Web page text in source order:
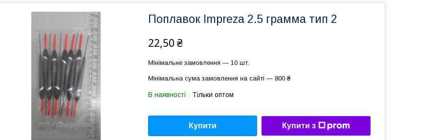
Поплавок Impreza 2.5 грамма тип 2
22,50 ₴
Мінімальне замовлення — 10 шт.
Мінімальна сума замовлення на сайті — 800 ₴
В наявності Тільки оптом
Купити Купити з